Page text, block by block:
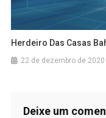
Herdeiro Das Casas
22 de dezembro de 2020
Deixe um